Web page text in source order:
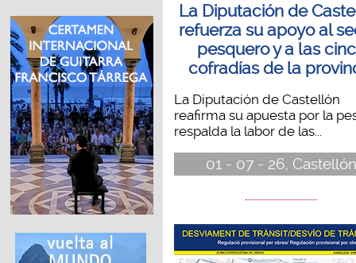
La Diputación de
refuerza su apoyo al
pesquero y a las
cofradías de la
La Diputación de Castellón
reafirma su apuesta por la
respalda la labor de las...
01 - 07 - 26, Castellón